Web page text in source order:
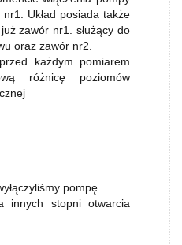
Układ posiada także
zawór nr1. służący do
oraz zawór nr2.
każdym pomiarem
różnicę poziomów
pompę
innych stopni otwarcia